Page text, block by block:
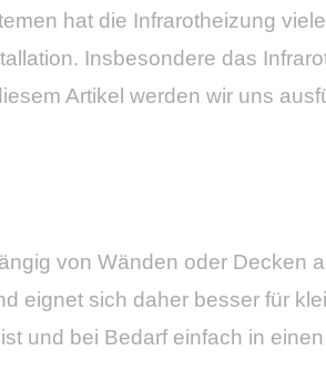
hat die Infrarotheizung
Insbesondere das
Artikel werden wir uns
von Wänden oder Decken
eignet sich daher besser für
und bei Bedarf einfach in